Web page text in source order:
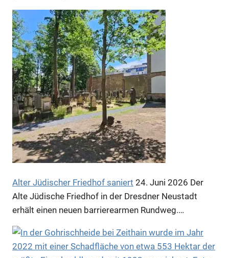
Anzeige
Anzeige
Alter Jüdischer Friedhof saniert 24. Juni 2026 Der
Alte Jüdische Friedhof in der Dresdner Neustadt
erhält einen neuen barrierearmen Rundweg.…